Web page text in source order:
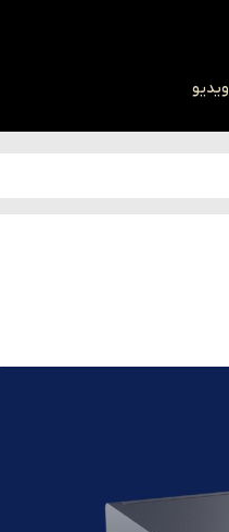
ویدیو